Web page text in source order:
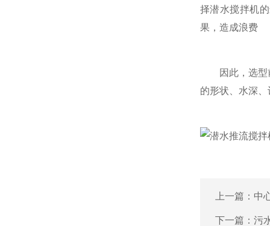
择潜水搅拌机
果，造成浪费
因此，选型前
的形状、水深
上一篇： 中
下一篇： 污